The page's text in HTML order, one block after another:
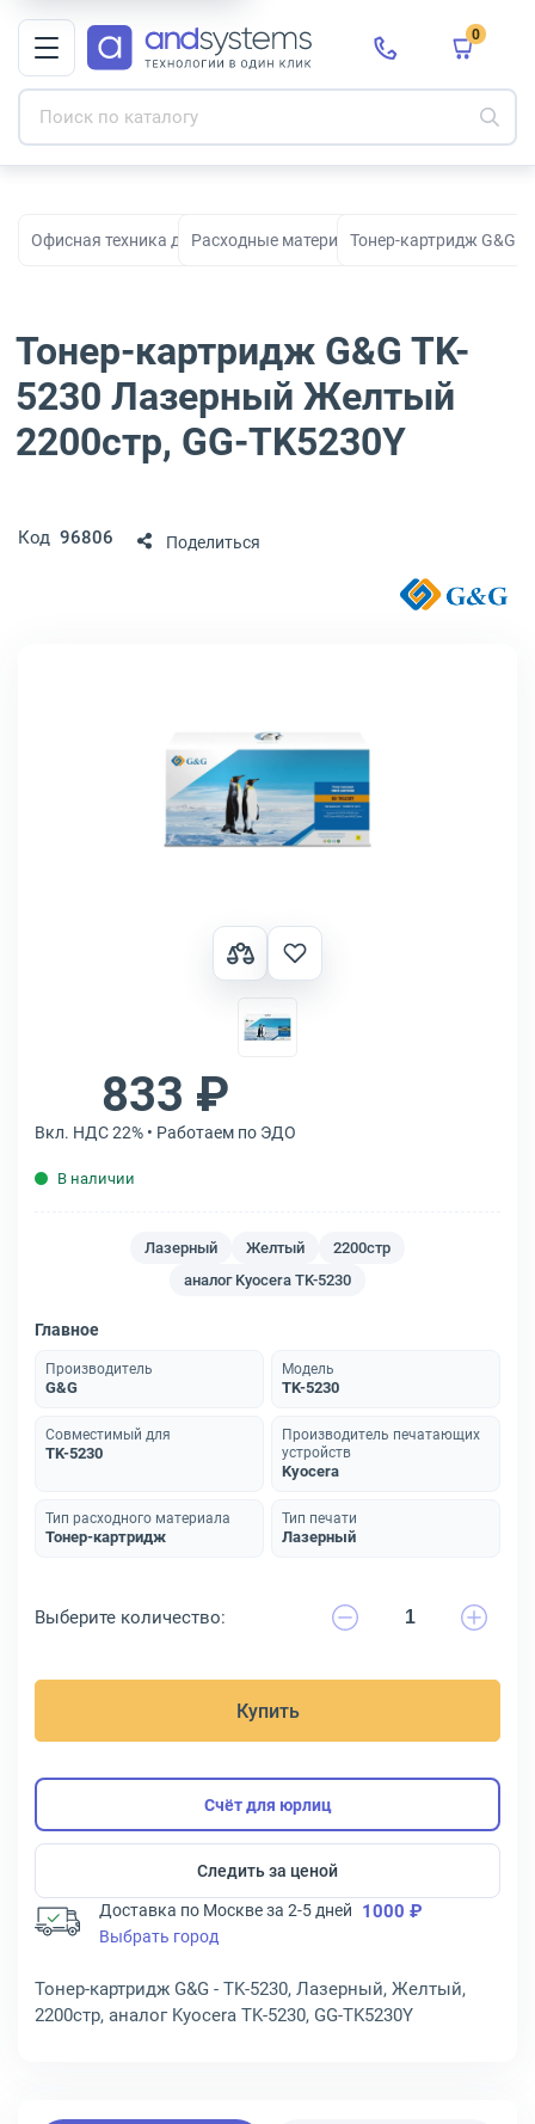
0
Офисная техника для печати, сканирования и
Расходные материалы для принтеров и
Тонер-картридж G&G
Тонер-картридж G&G TK-
5230 Лазерный Желтый
2200стр, GG-TK5230Y
Код 96806 Поделиться
833 ₽
Вкл. НДС 22% • Работаем по ЭДО
В наличии
Лазерный Желтый
2200стр
аналог Kyocera TK-5230
Главное
Производитель
G&G
Модель
TK-5230
Совместимый для
TK-5230
Производитель печатающих
устройств
Kyocera
Тип расходного материала
Тонер-картридж
Тип печати
Лазерный
Выберите количество:
Купить
Счёт для юрлиц
Следить за ценой
Доставка по Москве за 2-5 дней 1000 ₽
Выбрать город
Тонер-картридж G&G - TK-5230, Лазерный, Желтый,
2200стр, аналог Kyocera TK-5230, GG-TK5230Y